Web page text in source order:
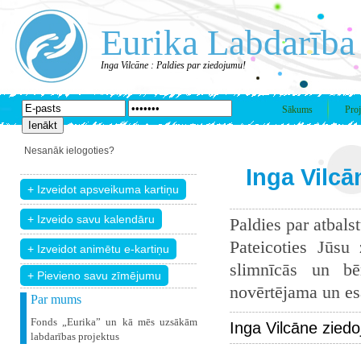
Eurika Labdarība
Inga Vilcāne : Paldies par ziedojumu!
Sākums
Nesanāk ielogoties?
+ Pievieno savu zīmējumu
Par mums
Fonds „Eurika” un kā mēs uzsākām
labdarības projektus
Inga
Paldies par
Pateicoties
slimnīcās un
novērtējama un
Inga Vilcāne